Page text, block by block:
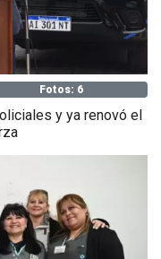
Fotos: 6
y ya renovó el